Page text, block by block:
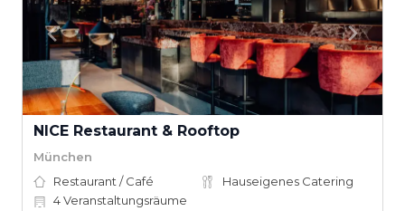
NICE Restaurant & Rooftop
München
Restaurant / Café
Hauseigenes Catering
4Veranstaltungsräume